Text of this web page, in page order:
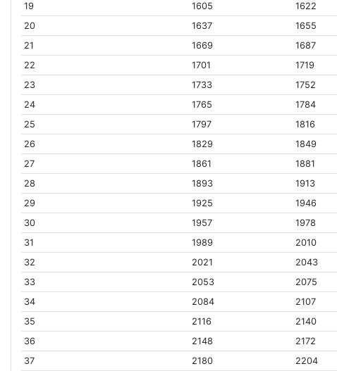
19
1605 1622
20
1637 1655
21
1669 1687
22
1701 1719
23
1733 1752
24
1765 1784
25
1797 1816
26
1829 1849
27
1861 1881
28
1893 1913
29
1925 1946
30
1957 1978
31
1989 2010
32
2021 2043
33
2053 2075
34
2084 2107
35
2116 2140
36
2148 2172
37
2180 2204